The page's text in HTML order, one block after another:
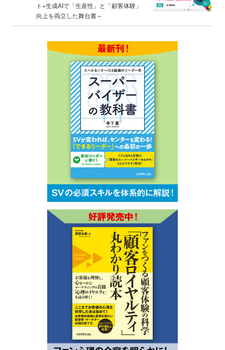
ト×生成AIで「生産性」と「顧客体験」
向上を両立した舞台裏～